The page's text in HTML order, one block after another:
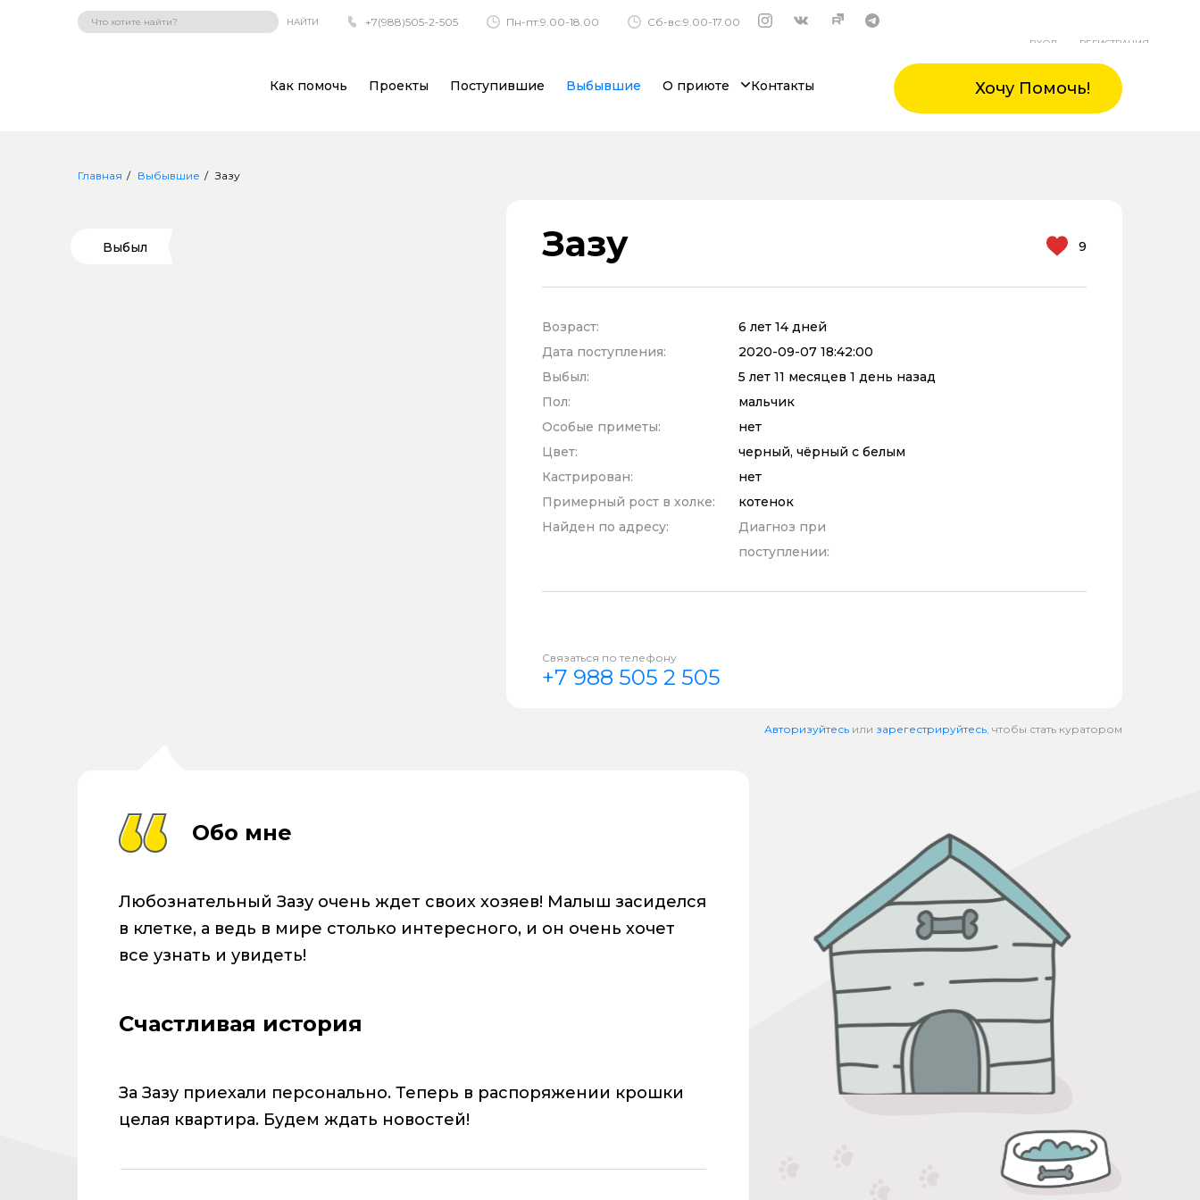
НАЙТИ +7(988)505-2-505 Пн-пт:9.00-18.00 Сб-вс:9.00-17.00
ВХОД РЕГИСТРАЦИЯ
Как помочь Проекты Поступившие Выбывшие О приюте Контакты Хочу Помочь!
Главная Выбывшие Зазу
Выбыл Зазу 9
Возраст:
6 лет 14 дней
Дата поступления:
2020-09-07 18:42:00
Выбыл:
5 лет 11 месяцев 1 день назад
Пол:
мальчик
Особые приметы:
нет
Цвет:
черный, чёрный с белым
Кастрирован:
нет
Примерный рост в холке:
котенок
Найден по адресу:
Диагноз при
поступлении:
Связаться по телефону
+7 988 505 2 505
Авторизуйтесь или зарегестрируйтесь, чтобы стать куратором
Обо мне
Любознательный Зазу очень ждет своих хозяев! Малыш засиделся
в клетке, а ведь в мире столько интересного, и он очень хочет
все узнать и увидеть!
Счастливая история
За Зазу приехали персонально. Теперь в распоряжении крошки
целая квартира. Будем ждать новостей!